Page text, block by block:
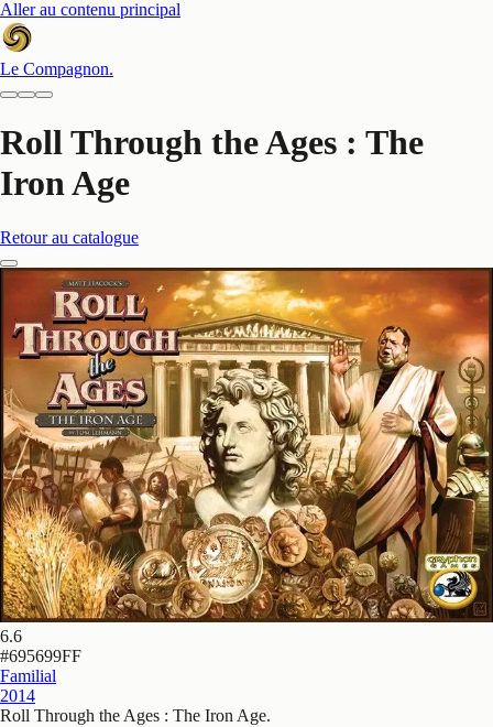
Aller au contenu principal
Le Compagnon.
Roll Through the Ages : The
Iron Age
Retour au catalogue
6.6
#695699FF
Familial
2014
Roll Through the Ages : The Iron Age.